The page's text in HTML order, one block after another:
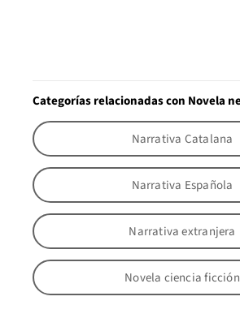
Categorías relacionadas con Novela
Narrativa Catalana
Narrativa Española
Narrativa extranjera
Novela ciencia ficción